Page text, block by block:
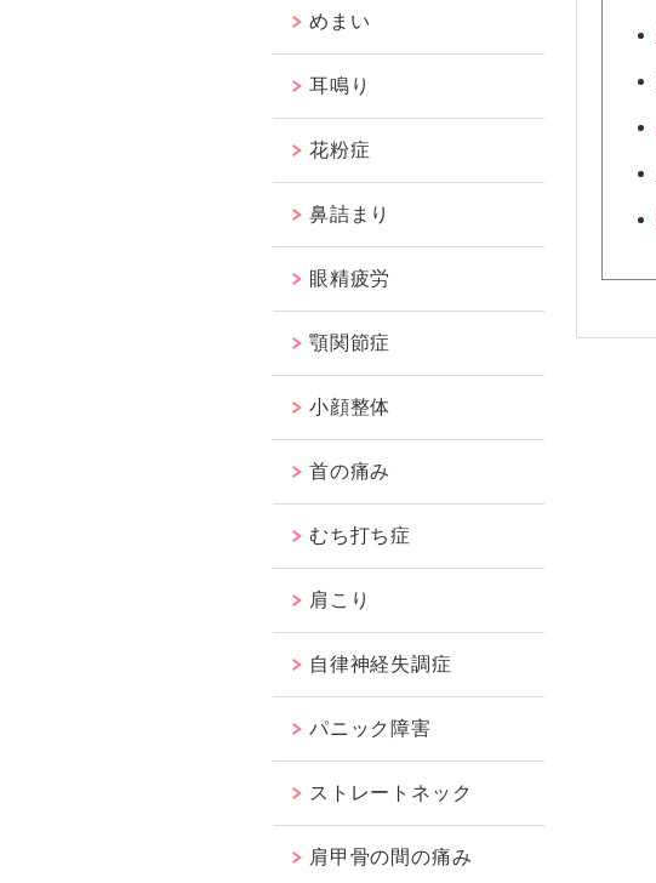
めまい
耳鳴り
花粉症
鼻詰まり
眼精疲労
顎関節症
小顔整体
首の痛み
むち打ち症
肩こり
自律神経失調症
パニック障害
ストレートネック
肩甲骨の間の痛み